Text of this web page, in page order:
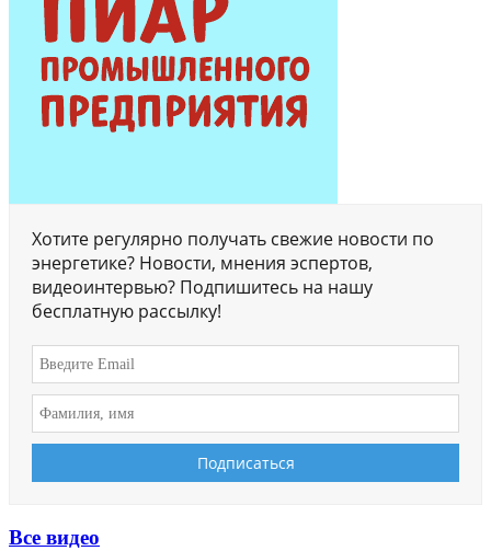
Хотите регулярно получать свежие новости по
энергетике? Новости, мнения эспертов,
видеоинтервью? Подпишитесь на нашу
бесплатную рассылку!
Все видео